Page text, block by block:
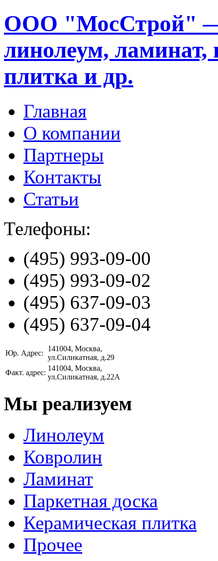
ООО "МосСтрой" —
линолеум, ламинат,
плитка и др.
Главная
О компании
Партнеры
Контакты
Статьи
Телефоны:
(495) 993-09-00
(495) 993-09-02
(495) 637-09-03
(495) 637-09-04
Юр. Адрес:
141004, Москва,
ул.Силикатная, д.29
Факт. адрес:
141004, Москва,
ул.Силикатная, д.22А
Мы реализуем
Линолеум
Ковролин
Ламинат
Паркетная доска
Керамическая плитка
Прочее